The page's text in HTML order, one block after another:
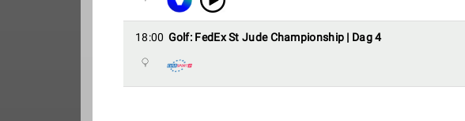
18:00 Golf: FedEx St Jude Championship | Dag 4